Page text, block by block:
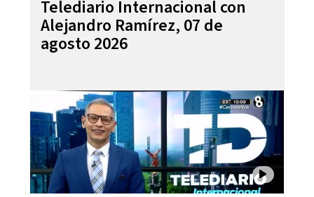
Telediario Internacional con
Alejandro Ramírez, 07 de
agosto 2026